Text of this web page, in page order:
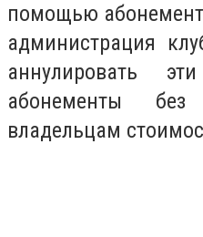
помощью
администрация
аннулировать
абонементы
владельцам